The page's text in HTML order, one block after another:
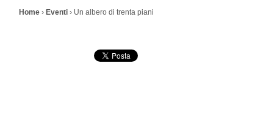
Home › Eventi › Un albero di trenta piani